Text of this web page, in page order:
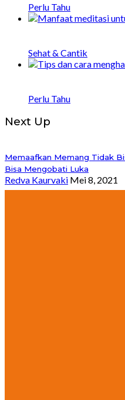
Perlu Tahu
Sehat & Cantik
Perlu Tahu
Next Up
Memaafkan Memang Tidak
Bisa Mengobati Luka
Redva Kaurvaki Mei 8, 2021